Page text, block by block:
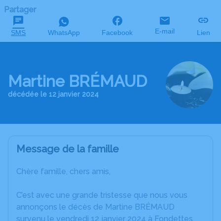
Partager
SMS WhatsApp Facebook E-mail Lien
Martine BRÉMAUD
décédée le 12 janvier 2024
Message de la famille
Chère famille, chers amis,
C’est avec une grande tristesse que nous vous
annonçons le décès de Martine BRÉMAUD
survenu le vendredi 12 janvier 2024 à Fondettes.